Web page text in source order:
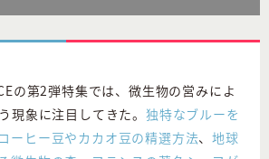
の第2弾特集では、微生物の営みによ
現象に注目してきた。独特なブルーを
コーヒー豆やカカオ豆の精選方法、地球